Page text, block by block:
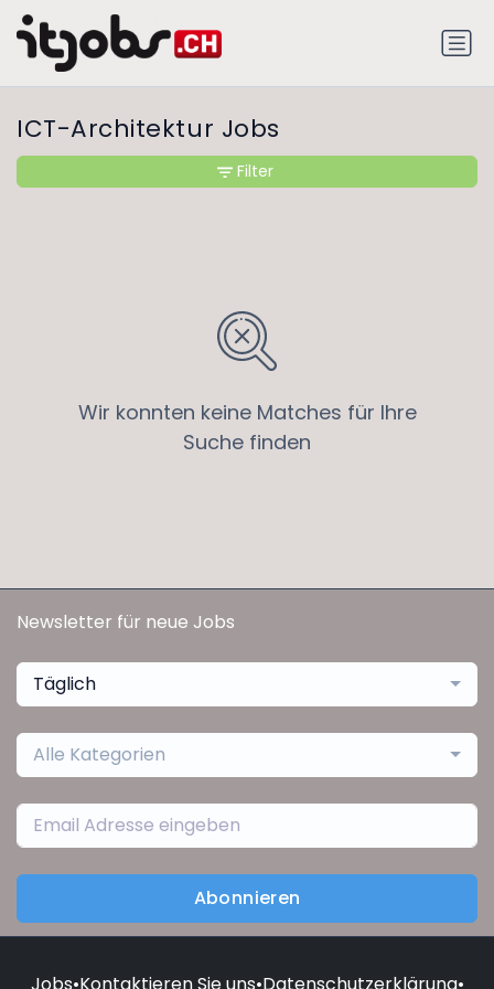
ICT-Architektur Jobs
Wir konnten keine Matches für Ihre
Suche finden
Filter
Newsletter für neue Jobs
Täglich
Alle Kategorien
Abonnieren
Jobs•Kontaktieren Sie uns•Datenschutzerklärung•